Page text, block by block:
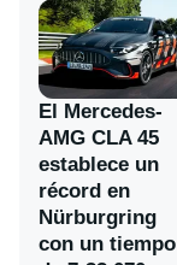
El Mercedes-
AMG CLA 45
establece un
récord en
Nürburgring
con un tiempo